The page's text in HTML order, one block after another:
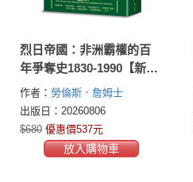
烈日帝國：非洲霸權的百
年爭奪史1830-1990【新
版】
作者： 勞倫斯．詹姆士
(Lawrence James)
出版日：20260806
$680 優惠價537元
放入購物車